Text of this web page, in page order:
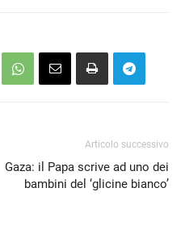
Articolo successivo
Gaza: il Papa scrive ad uno dei
bambini del ‘glicine bianco’